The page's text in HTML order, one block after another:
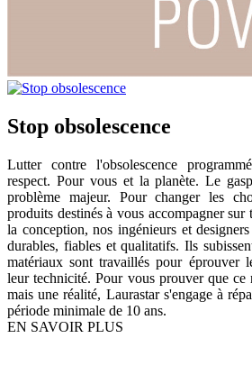
Stop obsolescence
Lutter contre l'obsolescence
respect. Pour vous et la planète. Le
problème majeur. Pour changer les
produits destinés à vous accompagner
la conception, nos ingénieurs et
durables, fiables et qualitatifs. Ils
matériaux sont travaillés pour éprouver
leur technicité. Pour vous prouver que ce
mais une réalité, Laurastar s'engage à
période minimale de 10 ans.
EN SAVOIR PLUS